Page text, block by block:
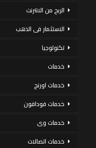
الربح من الانترنت
الاستثمار فى الذهب
تكنولوجيا
خدمات
خدمات اورنج
خدمات فودافون
خدمات وى
خدمات اتصالات